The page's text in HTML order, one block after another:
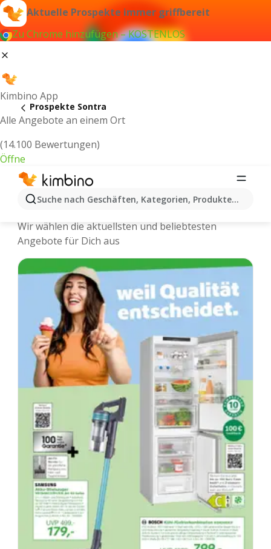
Aktuelle Prospekte immer griffbereit
Zu Chrome hinzufügen – KOSTENLOS
Kimbino App
Alle Angebote an einem Ort
(14.100 Bewertungen)
Öffne
Suche nach Geschäften, Kategorien, Produkten...
Prospekte Sontra
Sontra - Neuste Prospekte und
Wir wählen die aktuellsten und beliebtesten
Angebote für Dich aus